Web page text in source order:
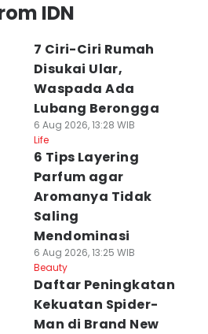
IDN
7 Ciri-Ciri Rumah
Disukai Ular,
Waspada Ada
Lubang Berongga
6 Aug 2026, 13:28 WIB
Life
6 Tips Layering
Parfum agar
Aromanya Tidak
Saling
Mendominasi
6 Aug 2026, 13:25 WIB
Beauty
Daftar Peningkatan
Kekuatan Spider-
Man di Brand New